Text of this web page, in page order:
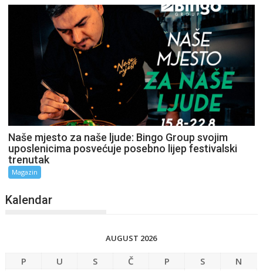
Naše mjesto za naše ljude: Bingo Group svojim
uposlenicima posvećuje posebno lijep festivalski
trenutak
Magazin
Kalendar
AUGUST 2026
P U S Č P S
N